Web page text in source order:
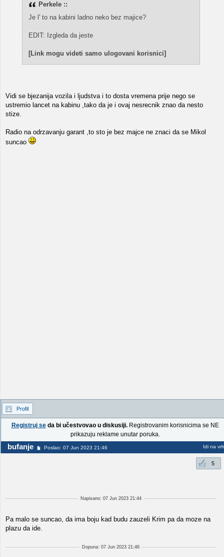
Perkele ::
Je l' to na kabini ladno neko bez majice?
EDIT: Izgleda da jeste
[Link mogu videti samo ulogovani korisnici]
Vidi se bjezanija vozila i ljudstva i to dosta vremena prije nego se
ustremio lancet na kabinu ,tako da je i ovaj nesrecnik znao da nesto
stize.
Radio na odrzavanju garant ,to sto je bez majce ne znaci da se Mikol
suncao
Profil
Registruj seda bi učestvovao u diskusiji.Registrovanim korisnicima se NE
prikazuju reklame unutar poruka.
bufanje Poslao: 07 Jun 2023 21:46 Idi na vrh
5
Napisano: 07 Jun 2023 21:44
Pa malo se suncao, da ima boju kad budu zauzeli Krim pa da moze na
plazu da ide.
Dopuna: 07 Jun 2023 21:46